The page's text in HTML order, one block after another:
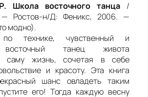
Школа восточного танца/
— Ростов-н/Д: Феникс, 2006. —
модно).
по технике, чувственный и
танец живота
саму жизнь, сочетая в себе
и красоту. Эта книга
шанс овладеть таким
его! Тогда каждую весну